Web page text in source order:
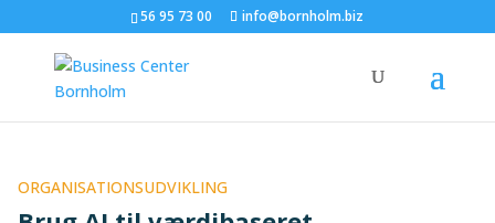
56 95 73 00 info@bornholm.biz
ORGANISATIONSUDVIKLING